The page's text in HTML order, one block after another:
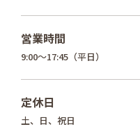
営業時間
9:00〜17:45（平日）
定休日
土、日、祝日